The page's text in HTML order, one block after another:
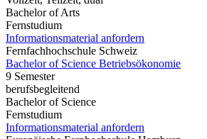
Bachelor of Arts
Fernstudium
Informationsmaterial anfordern
Fernfachhochschule Schweiz
Bachelor of Science Betriebsökonomie
9 Semester
berufsbegleitend
Bachelor of Science
Fernstudium
Informationsmaterial anfordern